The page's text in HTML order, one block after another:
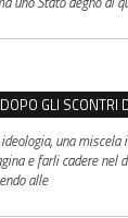
una
e farli cadere nel
alle